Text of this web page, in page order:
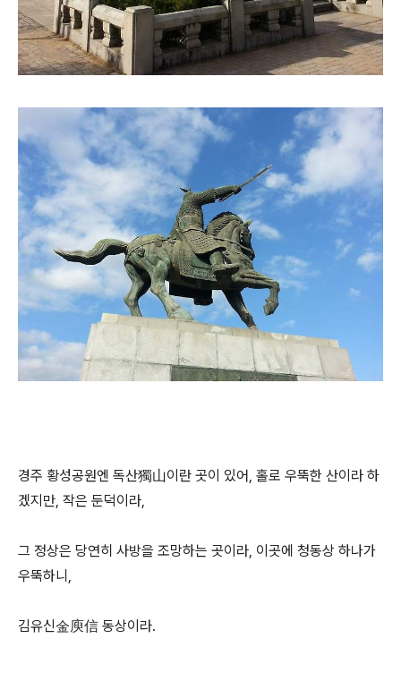
경주 황성공원엔 독산獨山이란 곳이 있어, 홀로 우뚝한 산이라 하
겠지만, 작은 둔덕이라,
그 정상은 당연히 사방을 조망하는 곳이라, 이곳에 청동상 하나가
우뚝하니,
김유신金庾信 동상이라.